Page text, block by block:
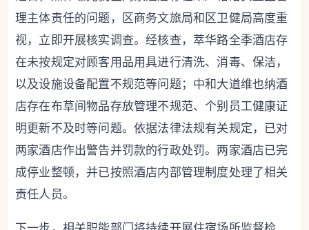
理主体责任的问题，区商务文旅局和区卫健局高度重
视，立即开展核实调查。经核查，萃华路全季酒店存
在未按规定对顾客用品用具进行清洗、消毒、保洁，
以及设施设备配置不规范等问题；中和大道维也纳酒
店存在布草间物品存放管理不规范、个别员工健康证
明更新不及时等问题。依据法律法规有关规定，已对
两家酒店作出警告并罚款的行政处罚。两家酒店已完
成停业整顿，并已按照酒店内部管理制度处理了相关
责任人员。